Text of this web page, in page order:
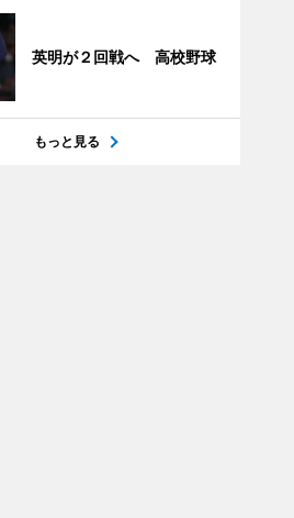
英明が２回戦へ 高校野球
もっと見る